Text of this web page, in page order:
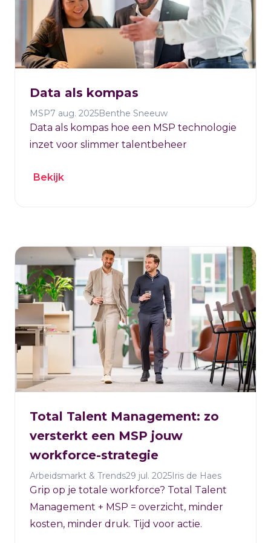
Data als kompas
MSP7 aug. 2025Benthe Sneeuw
Data als kompas hoe een MSP technologie
inzet voor slimmer talentbeheer
Bekijk
Total Talent Management: zo
versterkt een MSP jouw
workforce-strategie
Arbeidsmarkt & Trends29 jul. 2025Iris de Haes
Grip op je totale workforce? Total Talent
Management + MSP = overzicht, minder
kosten, minder druk. Tijd voor actie.